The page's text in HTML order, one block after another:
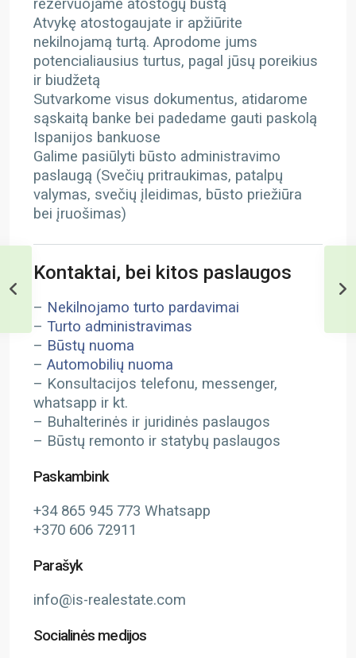
rezervuojame atostogų būstą
Atvykę atostogaujate ir apžiūrite
nekilnojamą turtą. Aprodome jums
potencialiausius turtus, pagal jūsų poreikius
ir biudžetą
Sutvarkome visus dokumentus, atidarome
sąskaitą banke bei padedame gauti paskolą
Ispanijos bankuose
Galime pasiūlyti būsto administravimo
paslaugą (Svečių pritraukimas, patalpų
valymas, svečių įleidimas, būsto priežiūra
bei įruošimas)
Kontaktai, bei kitos paslaugos
– Nekilnojamo turto pardavimai
– Turto administravimas
– Būstų nuoma
– Automobilių nuoma
– Konsultacijos telefonu, messenger,
whatsapp ir kt.
– Buhalterinės ir juridinės paslaugos
– Būstų remonto ir statybų paslaugos
Paskambink
+34 865 945 773 Whatsapp
+370 606 72911
Parašyk
info@is-realestate.com
Socialinės medijos